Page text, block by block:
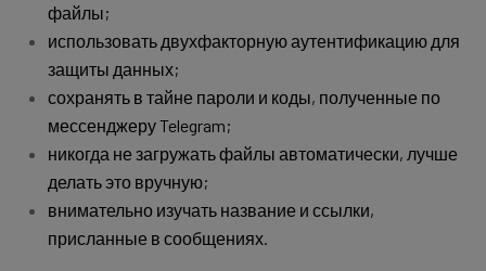
файлы;
использовать двухфакторную аутентификацию для
защиты данных;
сохранять в тайне пароли и коды, полученные по
мессенджеру Telegram;
никогда не загружать файлы автоматически, лучше
делать это вручную;
внимательно изучать название и ссылки,
присланные в сообщениях.